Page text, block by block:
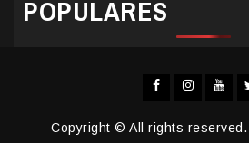
POPULARES
Copyright © All rights reserved.